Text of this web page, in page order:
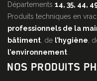
Départements 14, 35, 44,
Produits techniques en
professionnels de la
bâtiment , de l’hygiène ,
l’environnement
NOS PRODUITS